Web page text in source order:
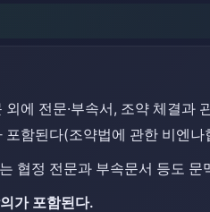
에 전문·부속서, 조약 체결과
포함된다(조약법에 관한 비엔
협정 전문과 부속문서 등도
가 포함된다.